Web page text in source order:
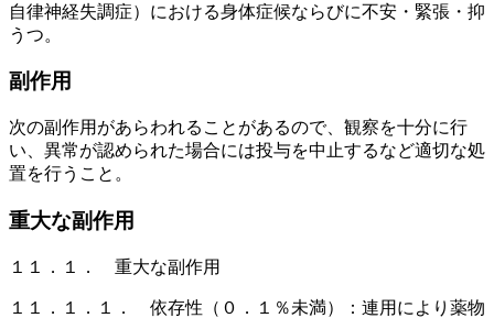
自律神経失調症）における身体症候ならびに不安・緊張・抑
うつ。
副作用
次の副作用があらわれることがあるので、観察を十分に行
い、異常が認められた場合には投与を中止するなど適切な処
置を行うこと。
重大な副作用
１１．１． 重大な副作用
１１．１．１． 依存性（０．１％未満）：連用により薬物